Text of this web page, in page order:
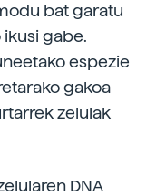
bat garatu
gabe.
espezie
gakoa
zelulak
DNA